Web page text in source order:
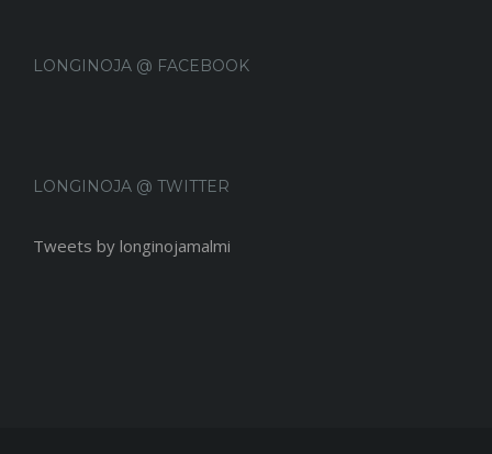
LONGINOJA @ FACEBOOK
LONGINOJA @ TWITTER
Tweets by longinojamalmi